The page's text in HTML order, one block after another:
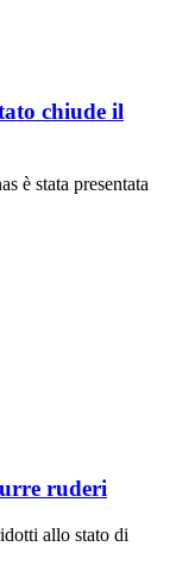
chiude il
è stata presentata
ruderi
allo stato di